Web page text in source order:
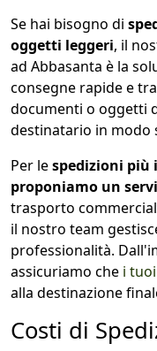
Se hai bisogno di
oggetti leggeri, il
ad Abbasanta è la
consegne rapide e
documenti o oggetti
destinatario in modo
Per lespedizioni più
proponiamo un
trasporto
il nostro team
professionalità.
assicuriamo che i
alla destinazione
Costi di